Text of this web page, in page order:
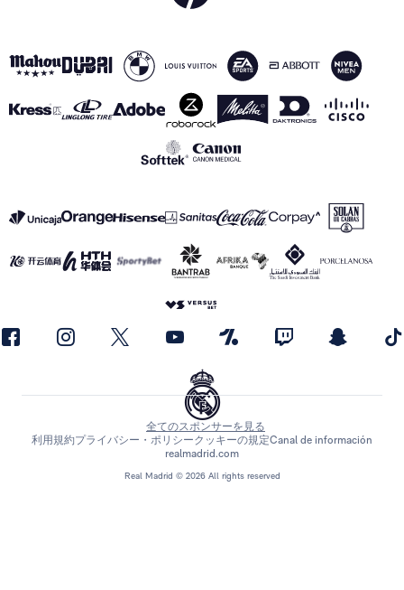
Real Madrid © 2026 All rights reserved
全てのスポンサーを見る
利用規約プライバシー・ポリシークッキーの規定Canal de información
realmadrid.com